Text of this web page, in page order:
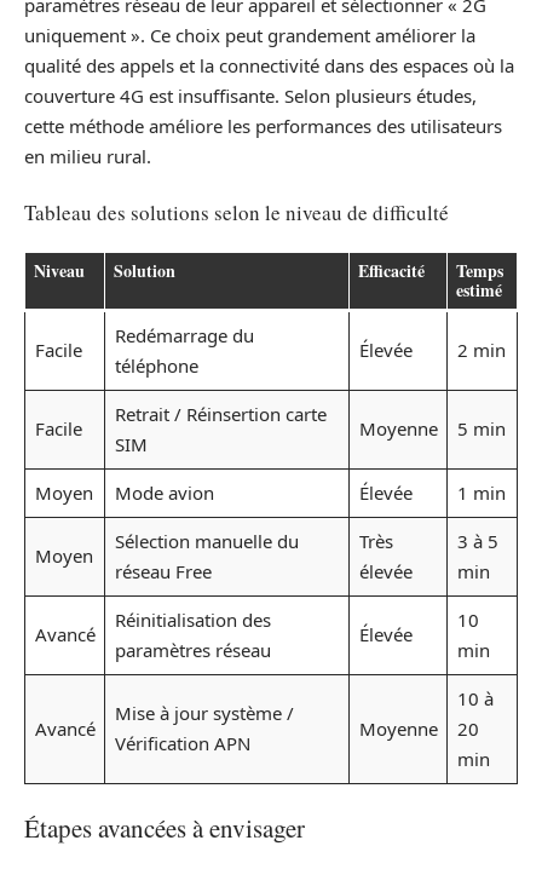
paramètres réseau de leur appareil et sélectionner « 2G
uniquement ». Ce choix peut grandement améliorer la
qualité des appels et la connectivité dans des espaces où la
couverture 4G est insuffisante. Selon plusieurs études,
cette méthode améliore les performances des utilisateurs
en milieu rural.
Tableau des solutions selon le niveau de difficulté
Niveau Solution Efficacité Temps
estimé
Facile
Redémarrage du
téléphone
Élevée 2 min
Facile
Retrait / Réinsertion carte
SIM
Moyenne 5 min
Moyen Mode avion Élevée 1 min
Moyen
Sélection manuelle du
réseau Free
Très
élevée
3 à 5
min
Avancé
Réinitialisation des
paramètres réseau
Élevée
10
min
Avancé
Mise à jour système /
Vérification APN
Moyenne
10 à
20
min
Étapes avancées à envisager